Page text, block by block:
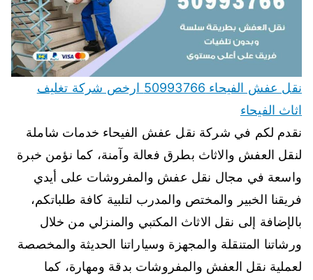
نقل عفش الفيحاء 50993766 ارخص شركة تغليف
اثاث الفيحاء
نقدم لكم في شركة نقل عفش الفيحاء خدمات شاملة
لنقل العفش والاثاث بطرق فعالة وآمنة، كما نؤمن خبرة
واسعة في مجال نقل عفش والمفروشات على أيدي
فريقنا الخبير والمختص والمدرب لتلبية كافة طلباتكم،
بالإضافة إلى نقل الاثاث المكتبي والمنزلي من خلال
ورشاتنا المتنقلة والمجهزة وسياراتنا الحديثة والمخصصة
لعملية نقل العفش والمفروشات بدقة ومهارة، كما